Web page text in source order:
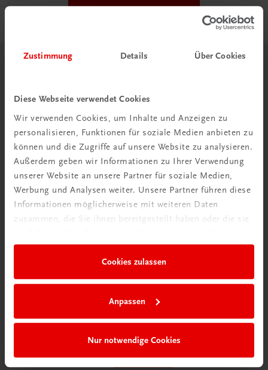
Zustimmung Details Über Cookies
Diese Webseite verwendet Cookies
Wir verwenden Cookies, um Inhalte und Anzeigen zu
personalisieren, Funktionen für soziale Medien anbieten zu
können und die Zugriffe auf unsere Website zu analysieren.
Außerdem geben wir Informationen zu Ihrer Verwendung
unserer Website an unsere Partner für soziale Medien,
Werbung und Analysen weiter. Unsere Partner führen diese
Informationen möglicherweise mit weiteren Daten
zusammen, die Sie ihnen bereitgestellt haben oder die sie
Cookies zulassen
Anpassen
Nur notwendige Cookies
Wir über uns
Wir sind ein österreichisches Familienunternehmen mit
75 Mitarbeiterinnen und Mitarbeitern, die eines verbindet:
Begeisterung für unsere Produkte.
mehr erfahren
Wir sind gerne für Sie da
TRAUNER Verlag + Buchservice GmbH
Köglstraße 14 | 4020 Linz
Österreich/Austria